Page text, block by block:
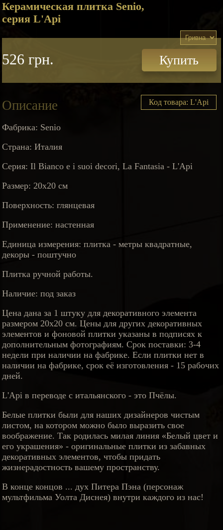
Керамическая плитка Senio,
серия L'Api
526 грн. Купить
Описание Код товара: L'Api
Фабрика: Senio
Страна: Италия
Серия: Il Bianco e i suoi decori, La Fantasia - L'Api
Размер: 20х20 см
Поверхность: глянцевая
Применение: настенная
Единица измерения: плитка - метры квадратные,
декоры - поштучно
Плитка ручной работы.
Наличие: под заказ
Цена дана за 1 штуку для декоративного элемента
размером 20х20 см. Цены для других декоративных
элементов и фоновой плитки указаны в подписях к
дополнительным фотографиям. Срок поставки: 3-4
недели при наличии на фабрике. Если плитки нет в
наличии на фабрике, срок её изготовления - 15 рабочих
дней.
L'Api в переводе с итальянского - это Пчёлы.
Белые плитки были для наших дизайнеров чистым
листом, на котором можно было выразить свое
воображение. Так родилась милая линия «Белый цвет и
его украшения» - оригинальные плитки из забавных
декоративных элементов, чтобы придать
жизнерадостность вашему пространству.
В конце концов ... дух Питера Пэна (персонаж
мультфильма Уолта Диснея) внутри каждого из нас!